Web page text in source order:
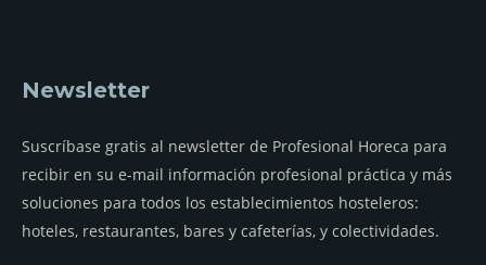
Newsletter
Suscríbase gratis al newsletter de Profesional Horeca para
recibir en su e-mail información profesional práctica y más
soluciones para todos los establecimientos hosteleros:
hoteles, restaurantes, bares y cafeterías, y colectividades.